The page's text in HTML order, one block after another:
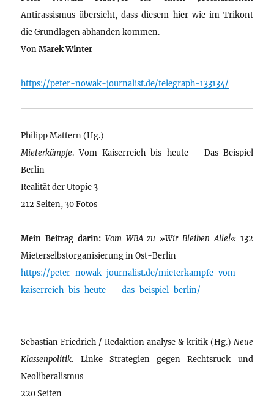
Antirassismus übersieht, dass diesem hier wie im Trikont
die Grundlagen abhanden kommen.
VonMarek Winter
https://peter-nowak-journalist.de/telegraph-133134/
Philipp Mattern (Hg.)
Mieterkämpfe. Vom Kaiserreich bis heute – Das Beispiel
Berlin
Realität der Utopie 3
212 Seiten, 30 Fotos
Mein Beitrag darin: Vom WBA zu »Wir Bleiben Alle!« 132
Mieterselbstorganisierung in Ost-Berlin
https://peter-nowak-journalist.de/mieterkampfe-vom-
kaiserreich-bis-heute-–-das-beispiel-berlin/
Sebastian Friedrich / Redaktion analyse & kritik (Hg.) Neue
Klassenpolitik. Linke Strategien gegen Rechtsruck und
Neoliberalismus
220 Seiten